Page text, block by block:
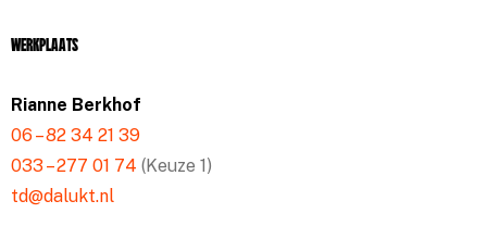
Werkplaats
Rianne Berkhof
06 – 82 34 21 39
033 – 277 01 74 (Keuze 1)
td@dalukt.nl